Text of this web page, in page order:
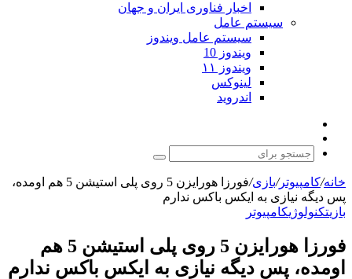
اخبار فناوری ایران و جهان
سیستم عامل
سیستم عامل ویندوز
ویندوز 10
ویندوز ۱۱
لینوکس
اندروید
پوسته
جستجو
خانه/کامپیوتر/بازی/
فورزا هورایزن 5 روی پلی استیشن 5 هم اومده،
پس دیگه نیازی به ایکس باکس ندارم
بازیتکنولوژیکامپیوتر
فورزا هورایزن 5 روی پلی استیشن 5 هم
اومده، پس دیگه نیازی به ایکس باکس ندارم